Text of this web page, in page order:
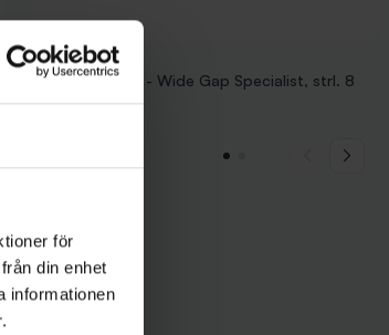
för
din enhet
informationen
Kamasan
Kamasan B983 - Wide Gap Specialist, strl. 8
39 kr